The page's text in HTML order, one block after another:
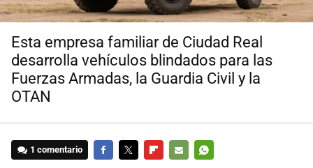
Esta empresa familiar de Ciudad Real
desarrolla vehículos blindados para las
Fuerzas Armadas, la Guardia Civil y la
OTAN
1 comentario